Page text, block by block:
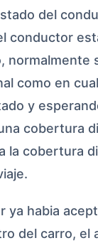
del
conductor
normalmente
como en
y
cobertura
la cobertura
ya habia
del carro, el